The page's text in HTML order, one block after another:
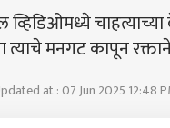
व्हिडिओमध्ये
मनगट कापून
at : 07 Jun 2025 12:48